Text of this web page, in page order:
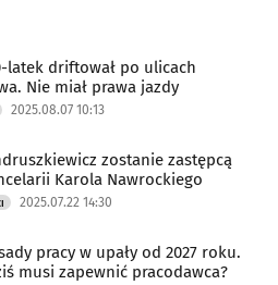
latek driftował po ulicach
Nie miał prawa jazdy
2025.08.07 10:13
zostanie zastępcą
Karola Nawrockiego
2025.07.22 14:30
pracy w upały od 2027 roku.
musi zapewnić pracodawca?